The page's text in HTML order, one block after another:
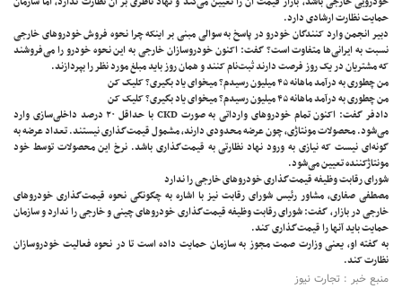
حمایت نظارت ارشادی دارد.
دبیر انجمن وارد کنندگان خودرو در پاسخ به سوالی مبنی بر اینکه چرا نحوه فروش خودروهای خارجی
نسبت به ایرانی‌ها متفاوت است؟ گفت: اکنون خودروسازان خارجی به این نحوه خودرو را می‌فروشند
که مشتریان در یک روز فرصت دارند ثبت‌نام کنند و همان روز باید مبلغ مورد نظر را بپردازند.
من چطوری به درآمد ماهانه ۴۵ میلیون رسیدم؟ میخوای یاد بگیری؟ کلیک کن
من چطوری به درآمد ماهانه ۴۵ میلیون رسیدم؟ میخوای یاد بگیری؟ کلیک کن
دادفر گفت: اکنون تمام خودروهای وارداتی به صورت CKD با حداقل ۲۰ درصد داخلی‌سازی وارد
می‌شود. محصولات مونتاژی، چون عرضه محدودی دارند، مشمول قیمت‌گذاری نیستند. تعداد عرضه به
گونه‌ای نیست که نیازی به ورود نهاد نظارتی به قیمت‌گذاری باشد. نرخ این محصولات توسط خود
مونتاژکننده تعیین می‌شود.
شورای رقابت وظیفه قیمت‌گذاری خودروهای خارجی را ندارد
مصطفی صفاری، مشاور رئیس شورای رقابت نیز با اشاره به چگونگی نحوه قیمت‌گذاری خودروهای
خارجی در بازار، گفت: شورای رقابت وظیفه قیمت‌گذاری خودروهای چینی و خارجی را ندارد و سازمان
حمایت باید آنها را قیمت‌گذاری کند.
به گفته او، یعنی وزارت صمت مجوز به سازمان حمایت داده است تا در نحوه فعالیت خودروسازان
نظارت کند.
منبع خبر : تجارت نیوز